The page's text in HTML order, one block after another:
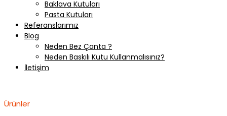
Baklava Kutuları
Pasta Kutuları
Referanslarımız
Blog
Neden Bez Çanta ?
Neden Baskılı Kutu Kullanmalısınız?
İletişim
Ürünler